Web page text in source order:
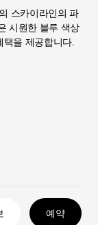
스카이라인의 파
시원한 블루 색상
택을 제공합니다.
예약